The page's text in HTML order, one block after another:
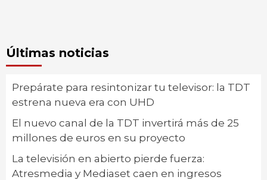
Últimas noticias
Prepárate para resintonizar tu televisor: la TDT
estrena nueva era con UHD
El nuevo canal de la TDT invertirá más de 25
millones de euros en su proyecto
La televisión en abierto pierde fuerza:
Atresmedia y Mediaset caen en ingresos